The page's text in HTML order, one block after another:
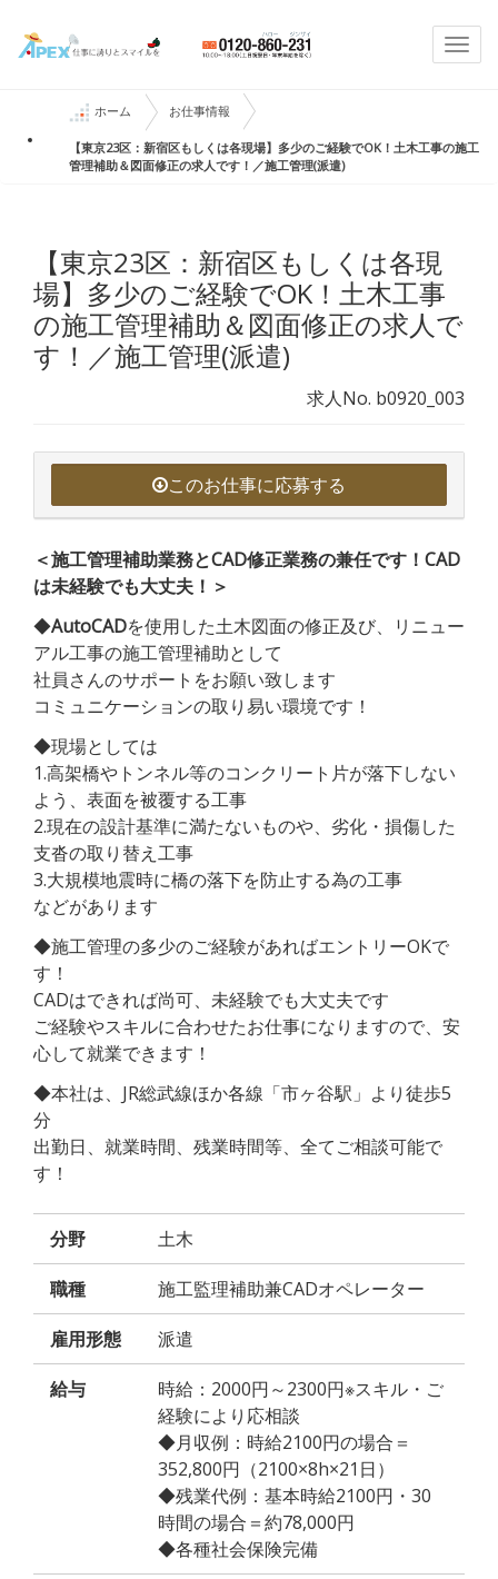
ホーム お仕事情報
【東京23区：新宿区もしくは各現場】多少のご経験でOK！土木工事の施工
管理補助＆図面修正の求人です！／施工管理(派遣)
【東京23区：新宿区もしくは各現
場】多少のご経験でOK！土木工事
の施工管理補助＆図面修正の求人で
す！／施工管理(派遣)
求人No. b0920_003
このお仕事に応募する
＜施工管理補助業務とCAD修正業務の兼任です！CAD
は未経験でも大丈夫！＞
◆AutoCADを使用した土木図面の修正及び、リニュー
アル工事の施工管理補助として
社員さんのサポートをお願い致します
コミュニケーションの取り易い環境です！
◆現場としては
1.高架橋やトンネル等のコンクリート片が落下しない
よう、表面を被覆する工事
2.現在の設計基準に満たないものや、劣化・損傷した
支沓の取り替え工事
3.大規模地震時に橋の落下を防止する為の工事
などがあります
◆施工管理の多少のご経験があればエントリーOKで
す！
CADはできれば尚可、未経験でも大丈夫です
ご経験やスキルに合わせたお仕事になりますので、安
心して就業できます！
◆本社は、JR総武線ほか各線「市ヶ谷駅」より徒歩5
分
出勤日、就業時間、残業時間等、全てご相談可能で
す！
分野 土木
職種 施工監理補助兼CADオペレーター
雇用形態 派遣
給与
時給：2000円～2300円※スキル・ご
経験により応相談
◆月収例：時給2100円の場合＝
352,800円（2100×8h×21日）
◆残業代例：基本時給2100円・30
時間の場合＝約78,000円
◆各種社会保険完備